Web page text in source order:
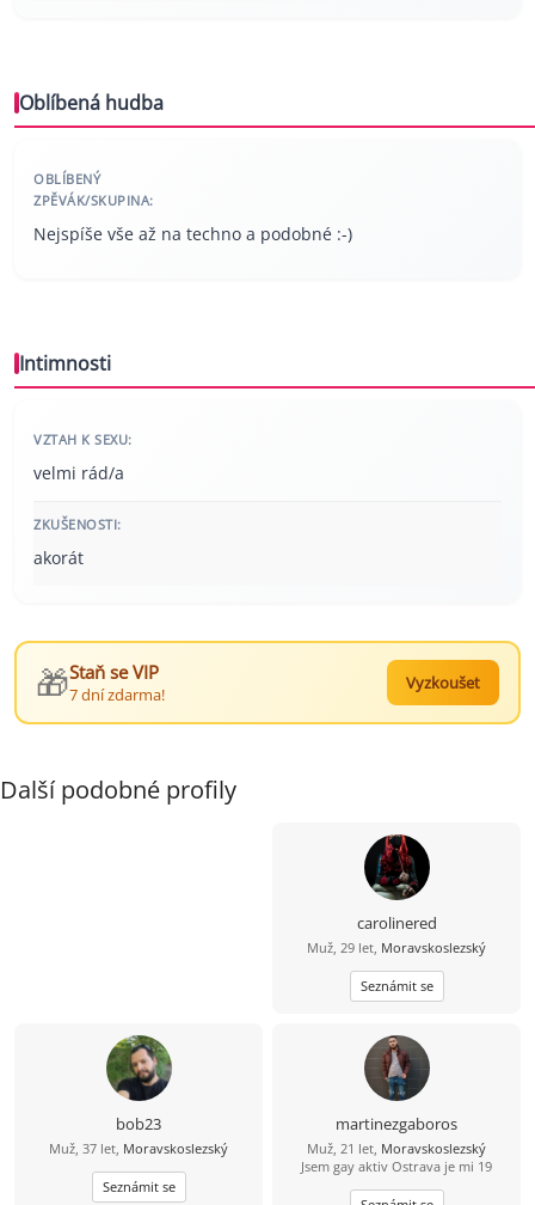
Oblíbená hudba
OBLÍBENÝ
ZPĚVÁK/SKUPINA:
Nejspíše vše až na techno a podobné :-)
Intimnosti
VZTAH K SEXU:
velmi rád/a
ZKUŠENOSTI:
akorát
🎁Staň se VIP
7 dní zdarma!
Vyzkoušet
Další podobné profily
carolinered
Muž, 29 let, Moravskoslezský
Seznámit se
bob23
Muž, 37 let, Moravskoslezský
Seznámit se
martinezgaboros
Muž, 21 let, Moravskoslezský
Jsem gay aktiv Ostrava je mi 19